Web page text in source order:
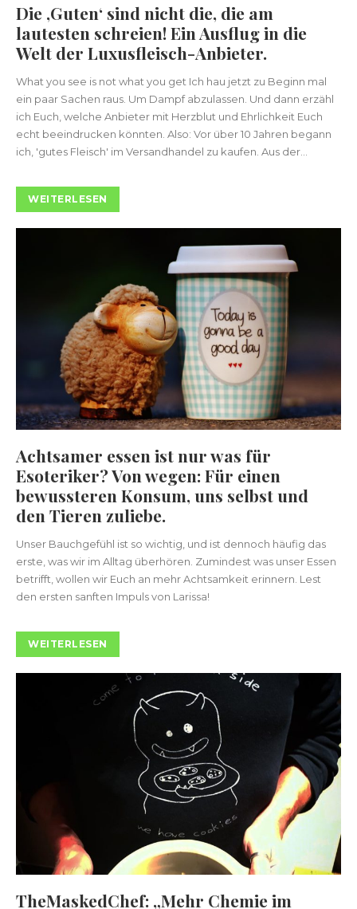
Die ‚Guten‘ sind nicht die, die am
lautesten schreien! Ein Ausflug in die
Welt der Luxusfleisch-Anbieter.
What you see is not what you get Ich hau jetzt zu Beginn mal
ein paar Sachen raus. Um Dampf abzulassen. Und dann erzähl
ich Euch, welche Anbieter mit Herzblut und Ehrlichkeit Euch
echt beeindrucken könnten. Also: Vor über 10 Jahren begann
ich, 'gutes Fleisch' im Versandhandel zu kaufen. Aus der...
WEITERLESEN
Achtsamer essen ist nur was für
Esoteriker? Von wegen: Für einen
bewussteren Konsum, uns selbst und
den Tieren zuliebe.
Unser Bauchgefühl ist so wichtig, und ist dennoch häufig das
erste, was wir im Alltag überhören. Zumindest was unser Essen
betrifft, wollen wir Euch an mehr Achtsamkeit erinnern. Lest
den ersten sanften Impuls von Larissa!
WEITERLESEN
TheMaskedChef: „Mehr Chemie im